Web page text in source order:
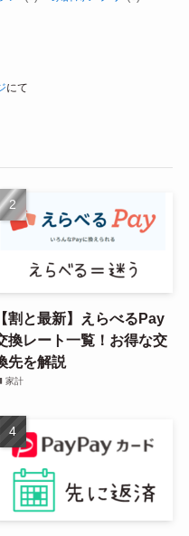
にて
【割と最新】えらべるPay
換レート一覧！お得な交
先を解説
家計